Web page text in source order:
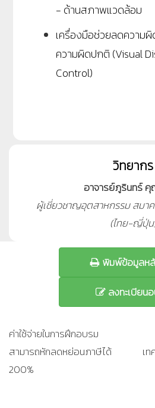
- ด้านสภาพแวดล้อม
เครื่องมือช่วยลดความ
ความผิดปกติ (Visual
Control)
วิทยากร
อาจารย์ภูรินทร์
ผู้เชี่ยวชาญอุตสาหกรรม สมาค
(ไทย-ญี่ปุ่
พิมพ์ข้อมูลห
ลงทะเบียน
ค่าใช้จ่ายในการฝึกอบรม
สามารถหักลดหย่อนภาษีได้
200%
เ